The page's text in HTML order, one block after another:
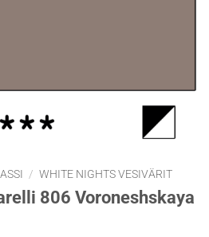
/ WHITE NIGHTS VESIVÄRIT
806 Voroneshskaya